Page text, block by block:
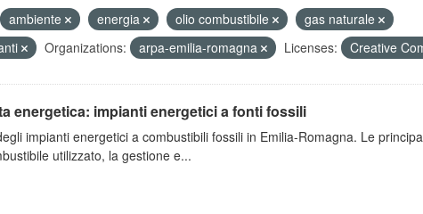
ambiente energia olio combustibile
gas naturale
Organizations: arpa-emilia-romagna Licenses: Creative
energetica: impianti energetici a fonti fossili
impianti energetici a combustibili fossili in Emilia-Romagna. Le
utilizzato, la gestione e...